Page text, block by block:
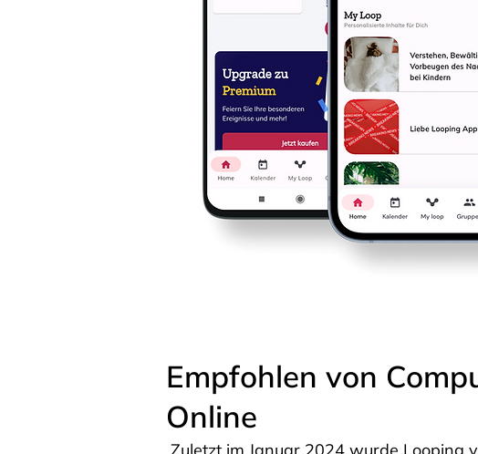
Empfohlen von
Online